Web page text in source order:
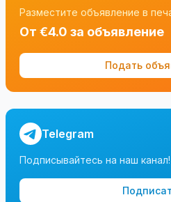
Разместите объявление в
От €4.0 за объявление
Подать
Telegram
Подписывайтесь на наш канал!